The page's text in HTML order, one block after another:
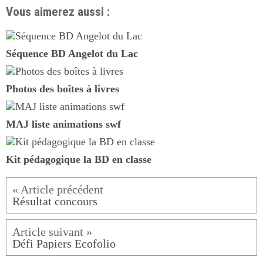
Vous aimerez aussi :
Séquence BD Angelot du Lac
Photos des boîtes à livres
MAJ liste animations swf
Kit pédagogique la BD en classe
Résultat concours
Défi Papiers Ecofolio